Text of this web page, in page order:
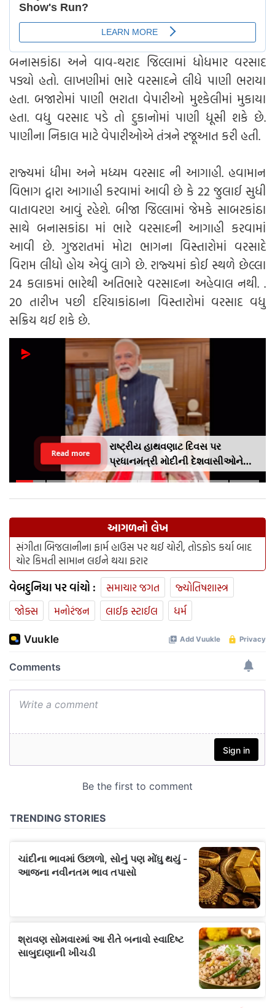
બનાસકાંઠા અને વાવ-થરાદ જિલ્લામાં ધોધમાર વરસાદ
પડ્યો હતો. લાખણીમાં ભારે વરસાદને લીધે પાણી ભરાયા
હતા. બજારોમાં પાણી ભરાતા વેપારીઓ મુશ્કેલીમાં મુકાયા
હતા. વધુ વરસાદ પડે તો દુકાનોમાં પાણી ધૂસી શકે છે.
પાણીના નિકાલ માટે વેપારીઓએ તંત્રને રજૂઆત કરી હતી.
રાજ્યમાં ધીમા અને મધ્યમ વરસાદ ની આગાહી. હવામાન
વિભાગ દ્વારા આગાહી કરવામાં આવી છે કે 22 જુલાઈ સુધી
વાતાવરણ આવું રહેશે. બીજા જિલ્લામાં જેમકે સાબરકાંઠા
સાથે બનાસકાંઠા માં ભારે વરસાદની આગાહી કરવામાં
આવી છે. ગુજરાતમાં મોટા ભાગના વિસ્તારોમાં વરસાદે
વિરામ લીધો હોય એવું લાગે છે. રાજ્યમાં કોઈ સ્થળે છેલ્લા
24 કલાકમાં ભારેથી અતિભારે વરસાદના અહેવાલ નથી. .
20 તારીખ પછી દરિયાકાંઠાના વિસ્તારોમાં વરસાદ વધુ
સક્રિય થઈ શકે છે.
રાષ્ટ્રીય હાથવણાટ દિવસ પર
પ્રધાનમંત્રી મોદીની દેશવાસીઓને
અપીલૢ સ્થાનિક કપડાં પહેરો,
Read more
આગળનો લેખ
સંગીતા બિજલાનીના ફાર્મ હાઉસ પર થઈ ચોરી, તોડફોડ કર્યા બાદ
ચોર કિમતી સામાન લઈને થયા ફરાર
વેબદુનિયા પર વાંચો : સમાચાર જગત
જ્યોતિષશાસ્ત્ર
જોક્સ
મનોરંજન લાઈફ સ્ટાઈલ ધર્મ